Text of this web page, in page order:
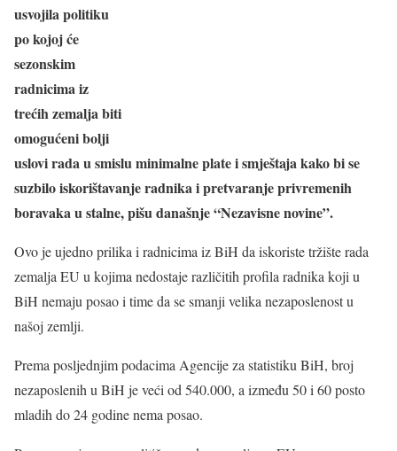
usvojila politiku
po kojoj će
sezonskim
radnicima iz
trećih zemalja biti
omogućeni bolji
uslovi rada u smislu minimalne plate i smještaja kako bi se
suzbilo iskorištavanje radnika i pretvaranje privremenih
boravaka u stalne, pišu današnje “Nezavisne novine”.
Ovo je ujedno prilika i radnicima iz BiH da iskoriste tržište rada
zemalja EU u kojima nedostaje različitih profila radnika koji u
BiH nemaju posao i time da se smanji velika nezaposlenost u
našoj zemlji.
Prema posljednjim podacima Agencije za statistiku BiH, broj
nezaposlenih u BiH je veći od 540.000, a između 50 i 60 posto
mladih do 24 godine nema posao.